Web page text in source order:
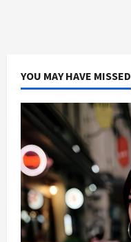
YOU MAY HAVE MISSED